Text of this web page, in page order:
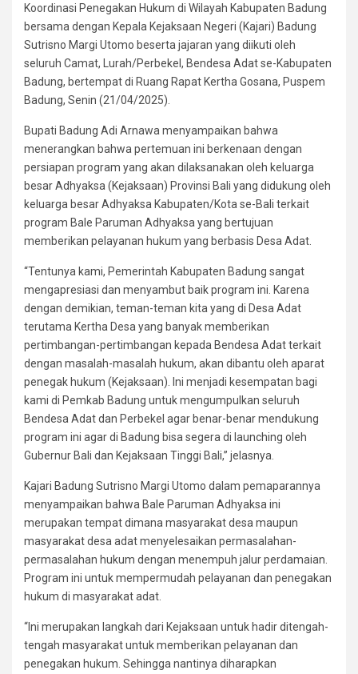
Koordinasi Penegakan Hukum di Wilayah Kabupaten Badung
bersama dengan Kepala Kejaksaan Negeri (Kajari) Badung
Sutrisno Margi Utomo beserta jajaran yang diikuti oleh
seluruh Camat, Lurah/Perbekel, Bendesa Adat se-Kabupaten
Badung, bertempat di Ruang Rapat Kertha Gosana, Puspem
Badung, Senin (21/04/2025).
Bupati Badung Adi Arnawa menyampaikan bahwa
menerangkan bahwa pertemuan ini berkenaan dengan
persiapan program yang akan dilaksanakan oleh keluarga
besar Adhyaksa (Kejaksaan) Provinsi Bali yang didukung oleh
keluarga besar Adhyaksa Kabupaten/Kota se-Bali terkait
program Bale Paruman Adhyaksa yang bertujuan
memberikan pelayanan hukum yang berbasis Desa Adat.
“Tentunya kami, Pemerintah Kabupaten Badung sangat
mengapresiasi dan menyambut baik program ini. Karena
dengan demikian, teman-teman kita yang di Desa Adat
terutama Kertha Desa yang banyak memberikan
pertimbangan-pertimbangan kepada Bendesa Adat terkait
dengan masalah-masalah hukum, akan dibantu oleh aparat
penegak hukum (Kejaksaan). Ini menjadi kesempatan bagi
kami di Pemkab Badung untuk mengumpulkan seluruh
Bendesa Adat dan Perbekel agar benar-benar mendukung
program ini agar di Badung bisa segera di launching oleh
Gubernur Bali dan Kejaksaan Tinggi Bali,” jelasnya.
Kajari Badung Sutrisno Margi Utomo dalam pemaparannya
menyampaikan bahwa Bale Paruman Adhyaksa ini
merupakan tempat dimana masyarakat desa maupun
masyarakat desa adat menyelesaikan permasalahan-
permasalahan hukum dengan menempuh jalur perdamaian.
Program ini untuk mempermudah pelayanan dan penegakan
hukum di masyarakat adat.
“Ini merupakan langkah dari Kejaksaan untuk hadir ditengah-
tengah masyarakat untuk memberikan pelayanan dan
penegakan hukum. Sehingga nantinya diharapkan